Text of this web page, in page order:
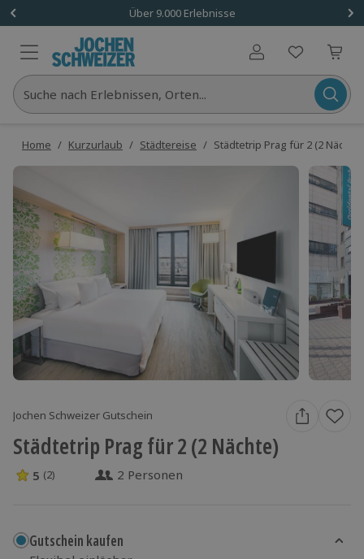
Über 9.000 Erlebnisse
Benutzerkonto
Suche nach Erlebnissen, Orten...
Home / Kurzurlaub / Städtereise / Städtetrip Prag für 2 (2 Nächte)
Jochen Schweizer Gutschein
Städtetrip Prag für 2 (2 Nächte)
5 Sterne von 5 aus 2 Bewertungen
5 (2) 2 Personen
Gutschein kaufen